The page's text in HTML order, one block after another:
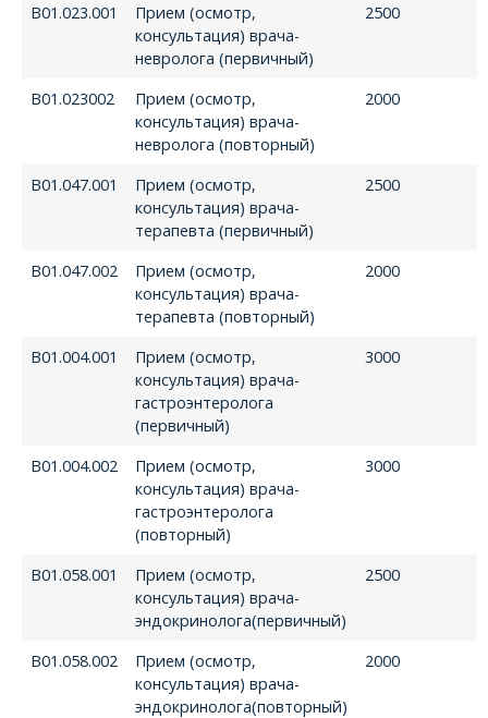
В01.023.001
Прием (осмотр,
консультация) врача-
невролога (первичный)
2500
В01.023002
Прием (осмотр,
консультация) врача-
невролога (повторный)
2000
В01.047.001
Прием (осмотр,
консультация) врача-
терапевта (первичный)
2500
В01.047.002
Прием (осмотр,
консультация) врача-
терапевта (повторный)
2000
В01.004.001
Прием (осмотр,
консультация) врача-
гастроэнтеролога
(первичный)
3000
В01.004.002
Прием (осмотр,
консультация) врача-
гастроэнтеролога
(повторный)
3000
В01.058.001
Прием (осмотр,
консультация) врача-
эндокринолога(первичный)
2500
В01.058.002
Прием (осмотр,
консультация) врача-
эндокринолога(повторный)
2000